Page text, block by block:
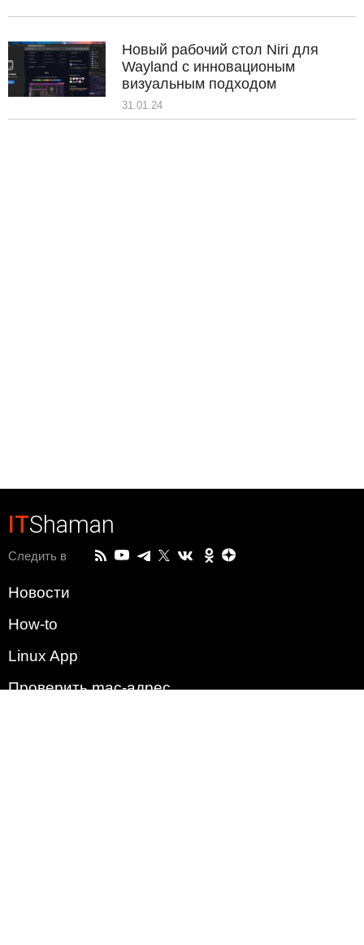
Новый рабочий стол Niri для
Wayland с инновационым
визуальным подходом
31.01.24
ITShaman
Следить в
Новости
How-to
Linux App
Проверить mac-адрес